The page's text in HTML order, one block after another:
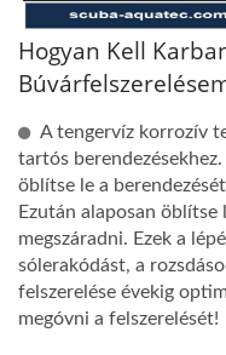
Hogyan Kell
A tengervíz korrozív
tartós berendezésekhez.
öblítse le a
Ezután alaposan öblítse
megszáradni. Ezek a
sólerakódást, a
felszerelése évekig
megóvni a felszerelését!